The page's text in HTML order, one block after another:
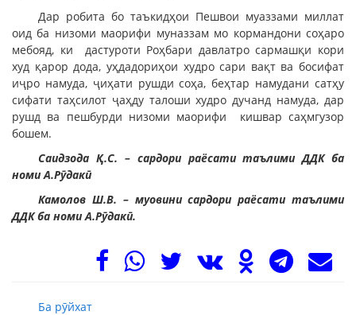
Дар робита бо таъкидҳои Пешвои муаззами миллат
оид ба низоми маорифи муназзам мо кормандони соҳаро
мебояд, ки дастуроти Роҳбари давлатро сармашқи кори
худ қарор дода, уҳдадориҳои худро сари вақт ва босифат
иҷро намуда, ҷиҳати рушди соҳа, беҳтар намудани сатҳу
сифати таҳсилот ҷаҳду талоши худро дучанд намуда, дар
рушд ва пешбурди низоми маорифи кишвар саҳмгузор
бошем.
Саидзода Қ.С. – сардори раёсати таълими ДДК ба
номи А.Рӯдакӣ
Камолов Ш.В. – муовини сардори раёсати таълими
ДДК ба номи А.Рӯдакӣ.
Ба рӯйхат